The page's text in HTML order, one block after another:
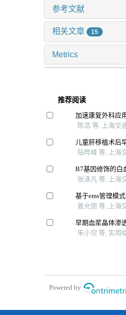
参考文献
相关文章 15
Metrics
推荐阅读
加速康复外科应
陈浩 等, 上海交
儿童肝移植术后
陆晔峰 等, 上海
B7基因修饰的白
张涤凡 等, 上海
基于ems管理模
姜允丽 等, 上海
早期血浆晶体渗
朱小空 等, 实用
Powered by